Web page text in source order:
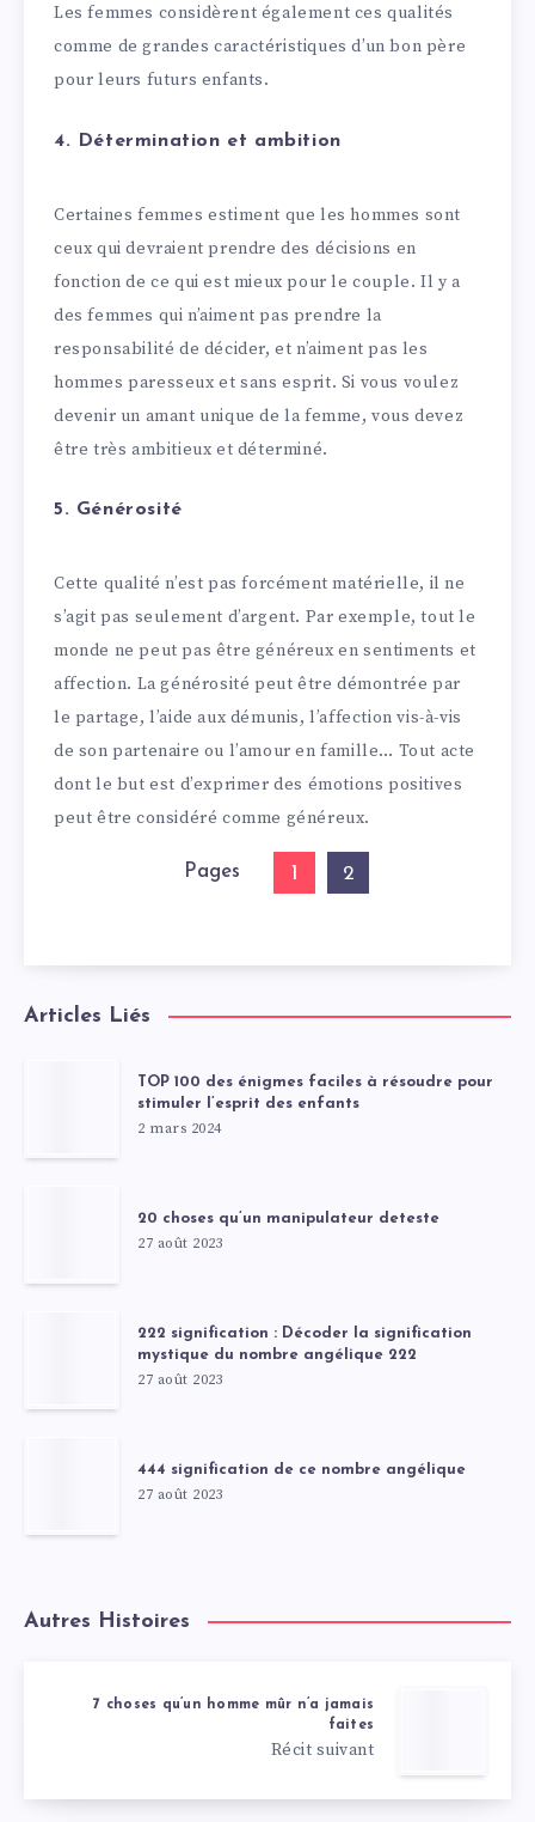
Les femmes considèrent également ces qualités
comme de grandes caractéristiques d’un bon père
pour leurs futurs enfants.
4. Détermination et ambition
Certaines femmes estiment que les hommes sont
ceux qui devraient prendre des décisions en
fonction de ce qui est mieux pour le couple. Il y a
des femmes qui n’aiment pas prendre la
responsabilité de décider, et n’aiment pas les
hommes paresseux et sans esprit. Si vous voulez
devenir un amant unique de la femme, vous devez
être très ambitieux et déterminé.
5. Générosité
Cette qualité n’est pas forcément matérielle, il ne
s’agit pas seulement d’argent. Par exemple, tout le
monde ne peut pas être généreux en sentiments et
affection. La générosité peut être démontrée par
le partage, l’aide aux démunis, l’affection vis-à-vis
de son partenaire ou l’amour en famille… Tout acte
dont le but est d’exprimer des émotions positives
peut être considéré comme généreux.
Pages 1 2
Articles Liés
TOP 100 des énigmes faciles à résoudre pour
stimuler l’esprit des enfants
2 mars 2024
20 choses qu’un manipulateur deteste
27 août 2023
222 signification : Décoder la signification
mystique du nombre angélique 222
27 août 2023
444 signification de ce nombre angélique
27 août 2023
Autres Histoires
7 choses qu’un homme mûr n’a jamais
faites
Récit suivant